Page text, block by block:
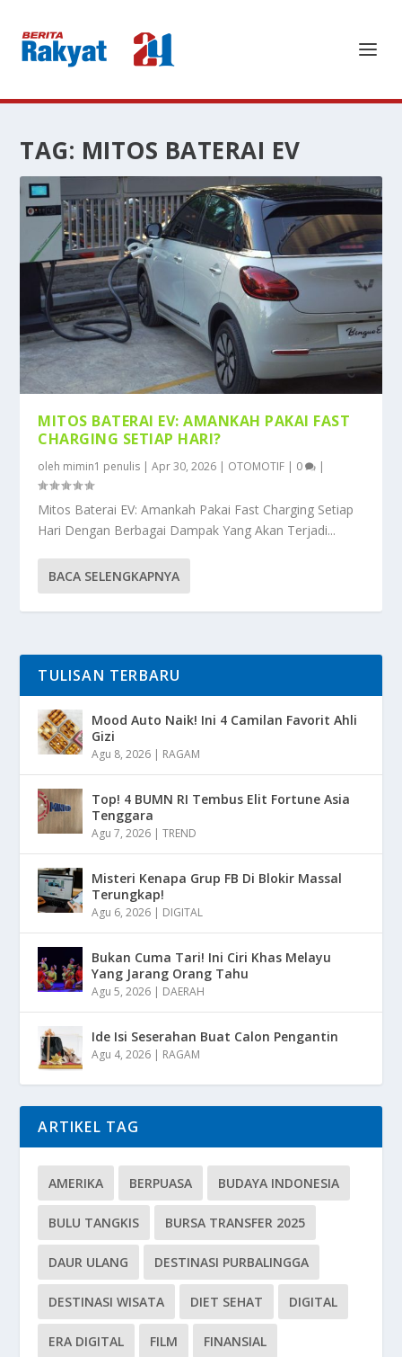
TAG: MITOS BATERAI EV
MITOS BATERAI EV: AMANKAH PAKAI FAST
CHARGING SETIAP HARI?
oleh mimin1 penulis |Apr 30, 2026 | OTOMOTIF | 0 |
Mitos Baterai EV: Amankah Pakai Fast Charging Setiap
Hari Dengan Berbagai Dampak Yang Akan Terjadi...
BACA SELENGKAPNYA
TULISAN TERBARU
Mood Auto Naik! Ini 4 Camilan Favorit Ahli
Gizi
Agu 8, 2026 | RAGAM
Top! 4 BUMN RI Tembus Elit Fortune Asia
Tenggara
Agu 7, 2026 |TREND
Misteri Kenapa Grup FB Di Blokir Massal
Terungkap!
Agu 6, 2026 | DIGITAL
Bukan Cuma Tari! Ini Ciri Khas Melayu
Yang Jarang Orang Tahu
Agu 5, 2026 | DAERAH
Ide Isi Seserahan Buat Calon Pengantin
Agu 4, 2026 | RAGAM
ARTIKEL TAG
AMERIKA BERPUASA BUDAYA INDONESIA
BULU TANGKIS BURSA TRANSFER 2025
DAUR ULANG DESTINASI PURBALINGGA
DESTINASI WISATA DIET SEHAT DIGITAL
ERA DIGITAL FILM FINANSIAL